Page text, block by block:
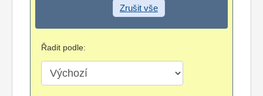
Zrušit vše
Řadit podle: